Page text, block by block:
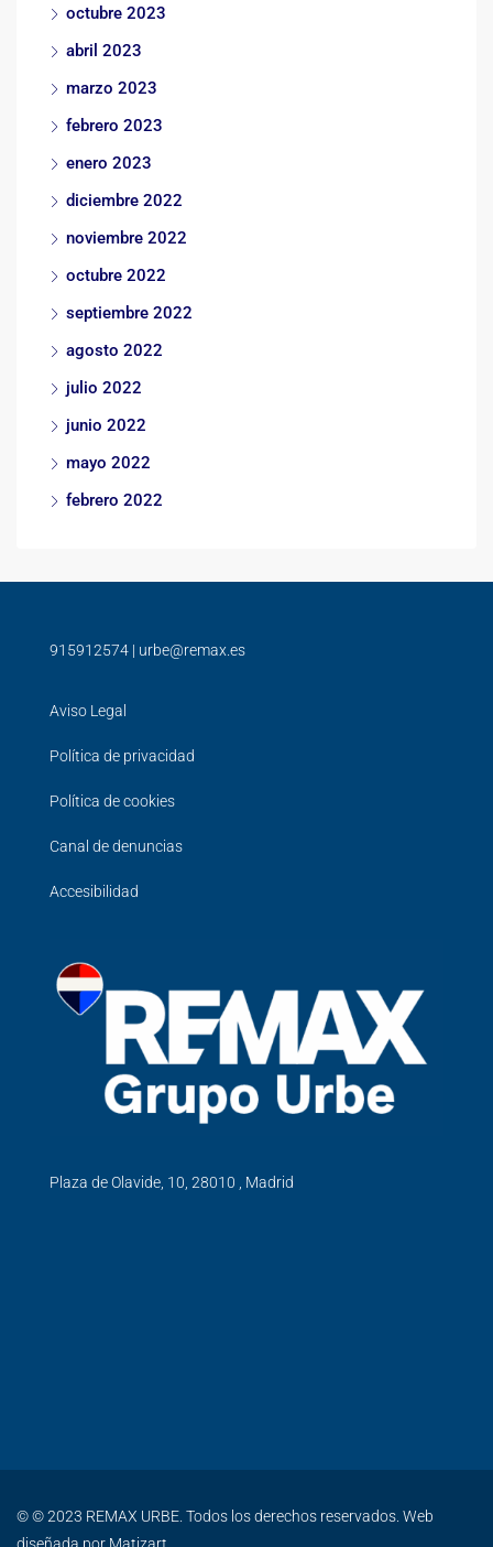
octubre 2023
abril 2023
marzo 2023
febrero 2023
enero 2023
diciembre 2022
noviembre 2022
octubre 2022
septiembre 2022
agosto 2022
julio 2022
junio 2022
mayo 2022
febrero 2022
915912574 | urbe@remax.es
Aviso Legal
Política de privacidad
Política de cookies
Canal de denuncias
Accesibilidad
Plaza de Olavide, 10, 28010 , Madrid
© © 2023 REMAX URBE. Todos los derechos reservados. Web